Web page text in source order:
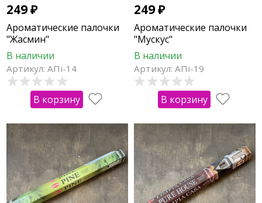
249₽
Ароматические палочки
"Жасмин"
В наличии
Артикул: АПi-14
В корзину
249₽
Ароматические палочки
"Мускус"
В наличии
Артикул: АПi-19
В корзину